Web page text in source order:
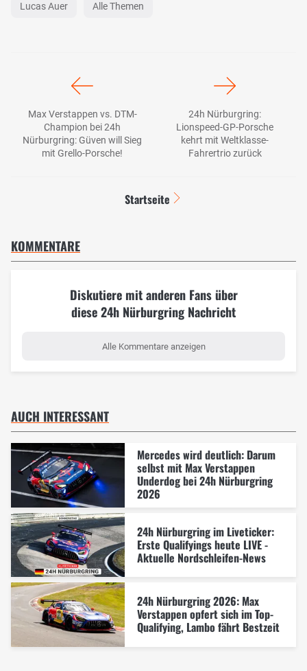
Lucas Auer Alle Themen
Max Verstappen vs. DTM-
Champion bei 24h
Nürburgring: Güven will Sieg
mit Grello-Porsche!
24h Nürburgring:
Lionspeed-GP-Porsche
kehrt mit Weltklasse-
Fahrertrio zurück
Startseite
KOMMENTARE
Diskutiere mit anderen Fans über
diese 24h Nürburgring Nachricht
Alle Kommentare anzeigen
AUCH INTERESSANT
Mercedes wird deutlich: Darum
selbst mit Max Verstappen
Underdog bei 24h Nürburgring
2026
24h Nürburgring im Liveticker:
Erste Qualifyings heute LIVE -
Aktuelle Nordschleifen-News
24h Nürburgring 2026: Max
Verstappen opfert sich im Top-
Qualifying, Lambo fährt Bestzeit